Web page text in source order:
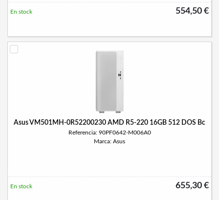
554,50 €
En stock
Asus VM501MH-0R52200230 AMD R5-220 16GB 512 DOS Bc
Referencia: 90PF0642-M006A0
Marca: Asus
655,30 €
En stock